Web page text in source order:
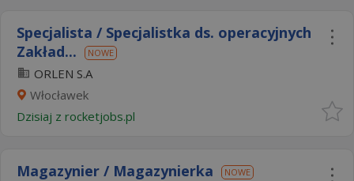
Specjalista / Specjalistka ds. operacyjnych
Zakład...
NOWE
ORLEN S.A
Włocławek
Dzisiaj z rocketjobs.pl
Magazynier / Magazynierka NOWE